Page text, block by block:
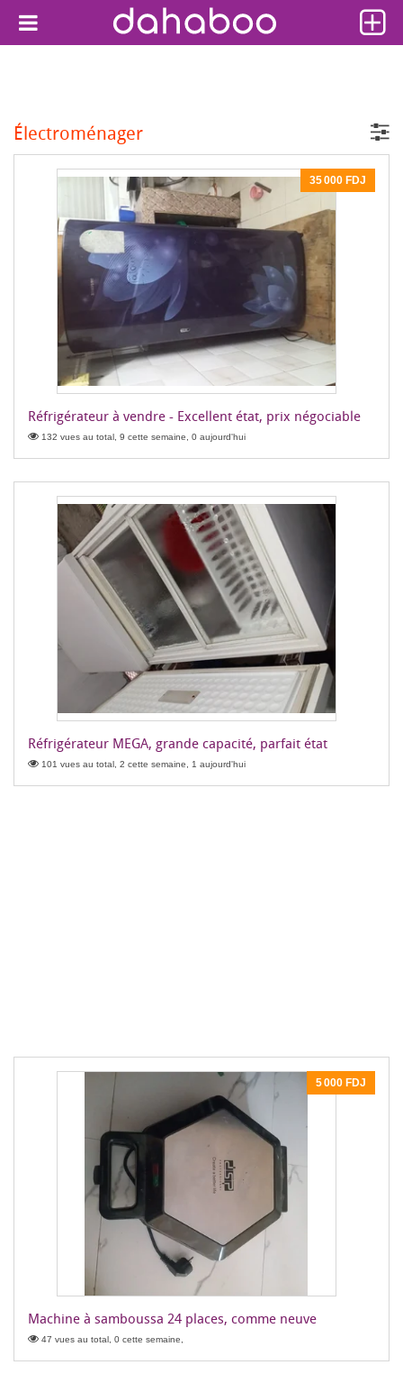
Électroménager
35 000 FDJ
Réfrigérateur à vendre - Excellent état, prix négociable
132 vues au total, 9 cette semaine, 0 aujourd'hui
Réfrigérateur MEGA, grande capacité, parfait état
101 vues au total, 2 cette semaine, 1 aujourd'hui
5 000 FDJ
Machine à samboussa 24 places, comme neuve
47 vues au total, 0 cette semaine,